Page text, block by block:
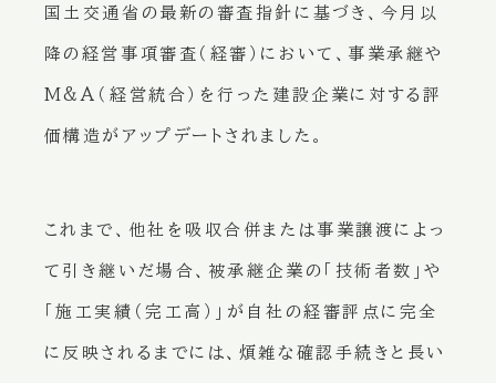
国土交通省の最新の審査指針に基づき、今月以
降の経営事項審査（経審）において、事業承継や
M&A（経営統合）を行った建設企業に対する評
価構造がアップデートされました。
これまで、他社を吸収合併または事業譲渡によっ
て引き継いだ場合、被承継企業の「技術者数」や
「施工実績（完工高）」が自社の経審評点に完全
に反映されるまでには、煩雑な確認手続きと長い